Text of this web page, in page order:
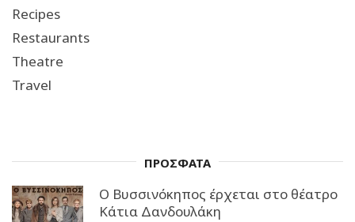
Recipes
Restaurants
Theatre
Travel
ΠΡΟΣΦΑΤΑ
Ο Βυσσινόκηπος έρχεται στο θέατρο
Κάτια Δανδουλάκη